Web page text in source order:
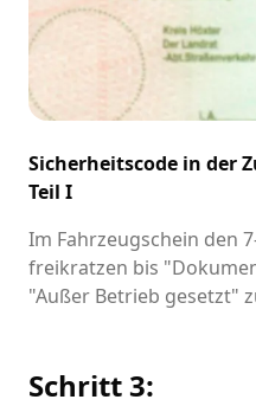
Sicherheitscode in der
Teil I
Im Fahrzeugschein den
freikratzen bis
"Außer Betrieb gesetzt"
Schritt 3: